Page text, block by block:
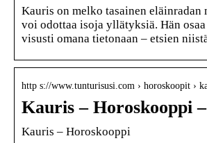
Kauris on melko tasainen eläinradan
voi odottaa isoja yllätyksiä. Hän
visusti omana tietonaan – etsien
http s://www.tunturisusi.com › horoskoopit ›
Kauris – Horoskooppi
Kauris – Horoskooppi